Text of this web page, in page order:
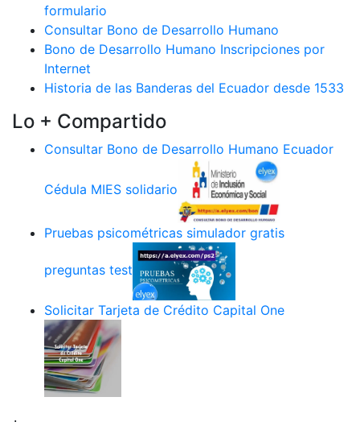
formulario
Consultar Bono de Desarrollo Humano
Bono de Desarrollo Humano Inscripciones por
Internet
Historia de las Banderas del Ecuador desde 1533
Lo + Compartido
Consultar Bono de Desarrollo Humano Ecuador
Cédula MIES solidario
Pruebas psicométricas simulador gratis
preguntas test
Solicitar Tarjeta de Crédito Capital One
.